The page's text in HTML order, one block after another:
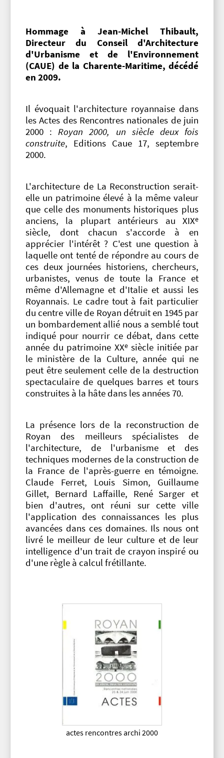
Hommage à Jean-Michel Thibault,
Directeur du Conseil d'Architecture
d'Urbanisme et de l'Environnement
(CAUE) de la Charente-Maritime, décédé
en 2009.
Il évoquait l'architecture royannaise dans
les Actes des Rencontres nationales de juin
2000 :Royan 2000, un siècle deux fois
construite, Editions Caue 17, septembre
2000.
L'architecture de La Reconstruction serait-
elle un patrimoine élevé à la même valeur
que celle des monuments historiques plus
anciens, la plupart antérieurs au XIXe
siècle, dont chacun s'accorde à en
apprécier l'intérêt ? C'est une question à
laquelle ont tenté de répondre au cours de
ces deux journées historiens, chercheurs,
urbanistes, venus de toute la France et
même d'Allemagne et d'Italie et aussi les
Royannais. Le cadre tout à fait particulier
du centre ville de Royan détruit en 1945 par
un bombardement allié nous a semblé tout
indiqué pour nourrir ce débat, dans cette
année du patrimoine XXesiècle initiée par
le ministère de la Culture, année qui ne
peut être seulement celle de la destruction
spectaculaire de quelques barres et tours
construites à la hâte dans les années 70.
La présence lors de la reconstruction de
Royan des meilleurs spécialistes de
l'architecture, de l'urbanisme et des
techniques modernes de la construction de
la France de l'après-guerre en témoigne.
Claude Ferret, Louis Simon, Guillaume
Gillet, Bernard Laffaille, René Sarger et
bien d'autres, ont réuni sur cette ville
l'application des connaissances les plus
avancées dans ces domaines. Ils nous ont
livré le meilleur de leur culture et de leur
intelligence d'un trait de crayon inspiré ou
d'une règle à calcul frétillante.
actes rencontres archi 2000